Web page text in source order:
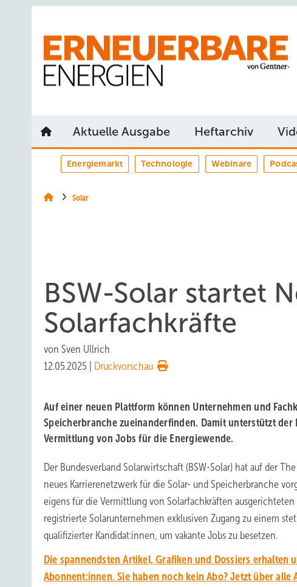
Aktuelle Ausgabe Heftarchiv
Energiemarkt Technologie Webinare
Solar
BSW-Solar startet
Solarfachkräfte
von Sven Ullrich
12.05.2025
Druckvorschau
Auf einer neuen Plattform können Unternehmen und
Speicherbranche zueinanderfinden. Damit unterstützt der
Vermittlung von Jobs für die Energiewende.
Der Bundesverband Solarwirtschaft (BSW-Solar) hat auf der
neues Karrierenetzwerk für die Solar- und Speicherbranche
eigens für die Vermittlung von Solarfachkräften
registrierte Solarunternehmen exklusiven Zugang zu einem
qualifizierter Kandidat:innen, um vakante Jobs zu besetzen.
Die spannendsten Artikel, Grafiken und Dossiers erhalten
Abonnent:innen. Sie haben noch kein Abo? Jetzt über alle